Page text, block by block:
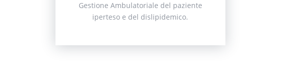
Gestione Ambulatoriale del paziente
iperteso e del dislipidemico.